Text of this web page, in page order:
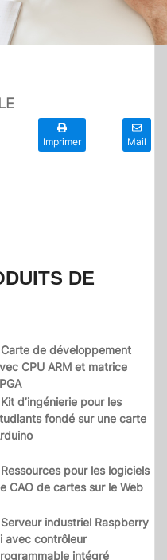
Imprimer Mail
DE
de développement
CPU ARM et matrice
d’ingénierie pour les
fondé sur une carte
pour les logiciels
CAO de cartes sur le Web
industriel Raspberry
avec contrôleur
intégré